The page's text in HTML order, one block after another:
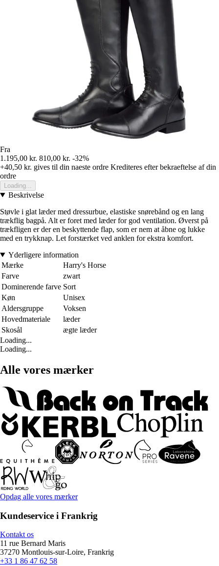
Fra
1.195,00 kr. 810,00 kr. -32%
+40,50 kr. gives til din naeste ordre Krediteres efter bekraeftelse af din
ordre
Loading...
Beskrivelse
Støvle i glat læder med dressurbue, elastiske snørebånd og en lang
trækflig bagpå. Alt er foret med læder for god ventilation. Øverst på
trækfligen er der en beskyttende flap, som er nem at åbne og lukke
med en trykknap. Let forstærket ved anklen for ekstra komfort.
Yderligere information
Mærke
Harry's Horse
Farve
zwart
Dominerende farve Sort
Køn
Unisex
Aldersgruppe
Voksen
Hovedmateriale
læder
Skosål
ægte læder
Loading...
Loading...
Alle vores mærker
Opdag alle vores mærker
Kundeservice i Frankrig
Kontakt os
11 rue Bernard Maris
37270 Montlouis-sur-Loire, Frankrig
+33 1 86 47 62 58